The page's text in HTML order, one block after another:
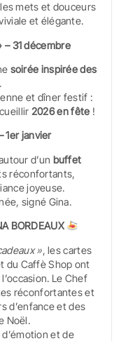
mets et douceurs
et élégante.
– 31 décembre
soirée inspirée des
et dîner festif :
2026 en fête !
1er janvier
d’un buffet
réconfortants,
joyeuse.
signé Gina.
BORDEAUX
», les cartes
du Caffè Shop ont
Le Chef
réconfortantes et
d’enfance et des
Noël.
et de